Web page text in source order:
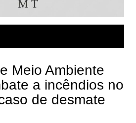
Meio Ambiente
a incêndios no
de desmate